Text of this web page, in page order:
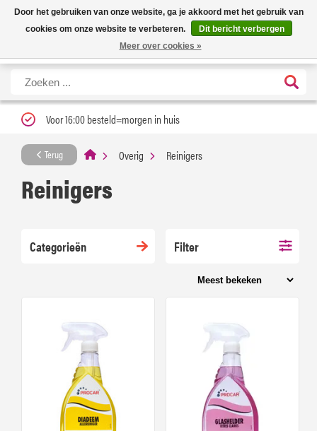
Nieuwe levertijd: 1 tot 3 werkdagen | Nu 25% korting op gehele assortiment
Carfume met kortingscode ''verfrissend''
X
Voor 16:00 besteld=morgen in huis
Terug Overig Reinigers
Reinigers
Categorieën Filter
Door het gebruiken van onze website, ga je akkoord met het gebruik van
cookies om onze website te verbeteren.
Dit bericht verbergen
Meer over cookies »